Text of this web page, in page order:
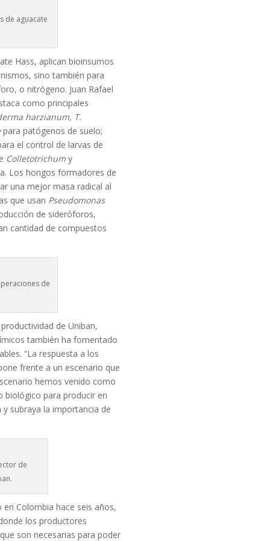
de aguacate
Hass, aplican bioinsumos
sino también para
o nitrógeno. Juan Rafael
como principales
harzianum, T.
para patógenos de suelo;
el control de larvas de
Colletotrichum y
Los hongos formadores de
una mejor masa radical al
que usan Pseudomonas
de sideróforos,
cantidad de compuestos
de
de Uniban,
también ha fomentado
“La respuesta a los
frente a un escenario que
hemos venido como
biológico para producir en
subraya la importancia de
de
en Colombia hace seis años,
los productores
son necesarias para poder